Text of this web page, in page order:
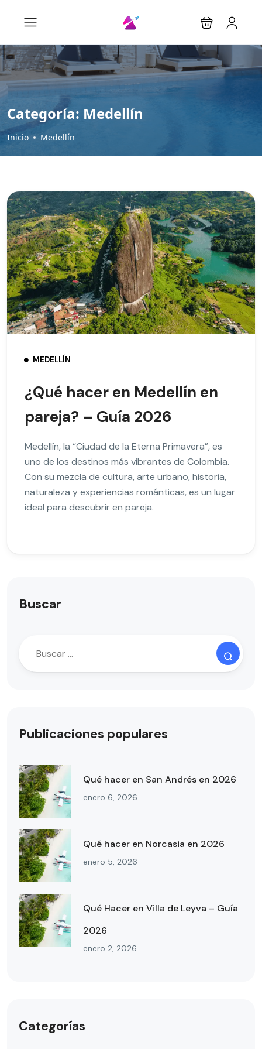
Categoría: Medellín
Inicio Medellín
MEDELLÍN
¿Qué hacer en Medellín en
pareja? – Guía 2026
Medellín, la “Ciudad de la Eterna Primavera”, es
uno de los destinos más vibrantes de Colombia.
Con su mezcla de cultura, arte urbano, historia,
naturaleza y experiencias románticas, es un lugar
ideal para descubrir en pareja.
Buscar
Publicaciones populares
Qué hacer en San Andrés en 2026
enero 6, 2026
Qué hacer en Norcasia en 2026
enero 5, 2026
Qué Hacer en Villa de Leyva – Guía
2026
enero 2, 2026
Categorías